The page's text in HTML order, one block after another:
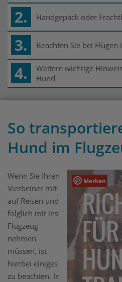
2. Handgepäck oder
3. Beachten Sie bei
4.
Weitere wichtige
Hund
So
Hund im
Merken
Wenn Sie Ihren
Vierbeiner mit
auf Reisen und
folglich mit ins
Flugzeug
nehmen
müssen, ist
hierbei einiges
zu beachten. In